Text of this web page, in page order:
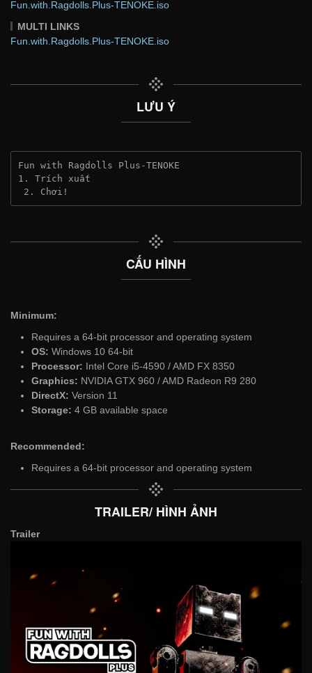
Fun.with.Ragdolls.Plus-TENOKE.iso
MULTI LINKS
Fun.with.Ragdolls.Plus-TENOKE.iso
LƯU Ý
Fun with Ragdolls Plus-TENOKE
1. Trích xuất
2. Chơi!
CẤU HÌNH
Minimum:
Requires a 64-bit processor and operating system
OS: Windows 10 64-bit
Processor: Intel Core i5-4590 / AMD FX 8350
Graphics: NVIDIA GTX 960 / AMD Radeon R9 280
DirectX: Version 11
Storage: 4 GB available space
Recommended:
Requires a 64-bit processor and operating system
TRAILER/ HÌNH ẢNH
Trailer